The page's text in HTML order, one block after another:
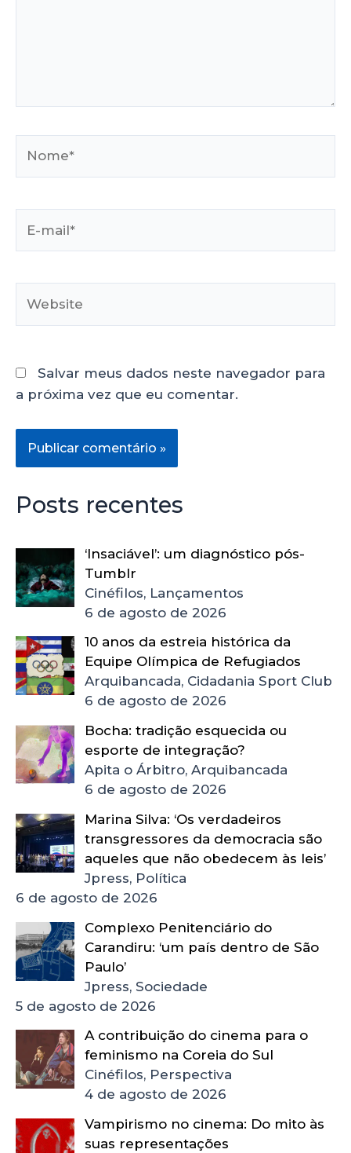
Salvar meus dados neste navegador para
a próxima vez que eu comentar.
Posts recentes
‘Insaciável’: um diagnóstico pós-
Tumblr
Cinéfilos, Lançamentos
6 de agosto de 2026
10 anos da estreia histórica da
Equipe Olímpica de Refugiados
Arquibancada, Cidadania Sport Club
6 de agosto de 2026
Bocha: tradição esquecida ou
esporte de integração?
Apita o Árbitro, Arquibancada
6 de agosto de 2026
Marina Silva: ‘Os verdadeiros
transgressores da democracia são
aqueles que não obedecem às leis’
Jpress, Política
6 de agosto de 2026
Complexo Penitenciário do
Carandiru: ‘um país dentro de São
Paulo’
Jpress, Sociedade
5 de agosto de 2026
A contribuição do cinema para o
feminismo na Coreia do Sul
Cinéfilos, Perspectiva
4 de agosto de 2026
Vampirismo no cinema: Do mito às
suas representações